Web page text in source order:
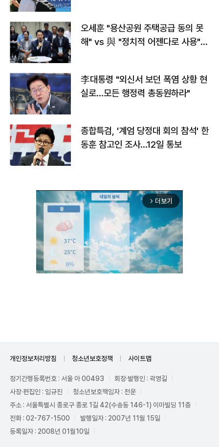
오세훈 "용산공원 주택공급 동의 못
해" vs 與 "정치적 어젠다로 사용"
李대통령 "외신서 보던 폭염 상황 현
실로…모든 행정력 총동원하라"
종합특검, '계엄 당정대 회의 참석' 한
동훈 참고인 조사...12일 통보
arrow_forward_ios 더보기
개인정보처리방침 청소년보호정책 사이트맵
정기간행등록번호 : 서울 아 00493
회장·발행인 : 곽영길
사장·편집인 : 임규진
청소년보호책임자 : 전운
주소 : 서울특별시 종로구 종로 1길 42(수송동 146-1) 이마빌딩 11층
전화 : 02-767-1500
발행일자 : 2007년 11월 15일
등록일자 : 2008년 01월10일